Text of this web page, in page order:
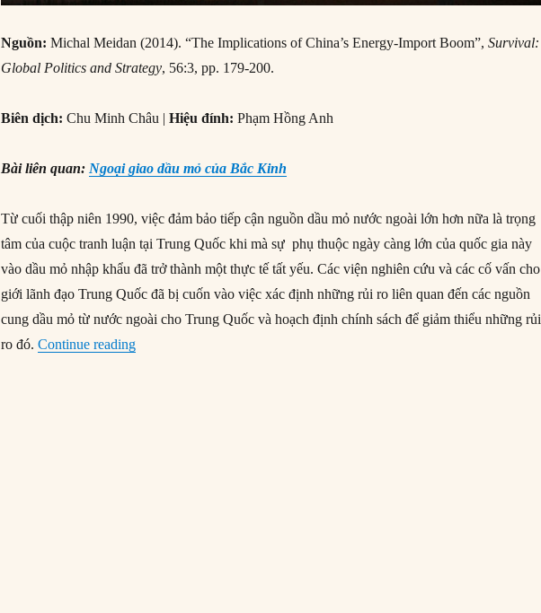
Nguồn: Michal Meidan (2014). “The Implications of China’s Energy-Import Boom”,Survival:
Global Politics and Strategy, 56:3, pp. 179-200.
Biên dịch: Chu Minh Châu |Hiệu đính: Phạm Hồng Anh
Bài liên quan: Ngoại giao dầu mỏ của Bắc Kinh
Từ cuối thập niên 1990, việc đảm bảo tiếp cận nguồn dầu mỏ nước ngoài lớn hơn nữa là trọng
tâm của cuộc tranh luận tại Trung Quốc khi mà sự phụ thuộc ngày càng lớn của quốc gia này
vào dầu mỏ nhập khẩu đã trở thành một thực tế tất yếu. Các viện nghiên cứu và các cố vấn cho
giới lãnh đạo Trung Quốc đã bị cuốn vào việc xác định những rủi ro liên quan đến các nguồn
cung dầu mỏ từ nước ngoài cho Trung Quốc và hoạch định chính sách để giảm thiểu những rủi
ro đó.Continue reading“#212 – Ảnh hưởng từ sự bùng nổ nhập khẩu năng lượng của TQ”